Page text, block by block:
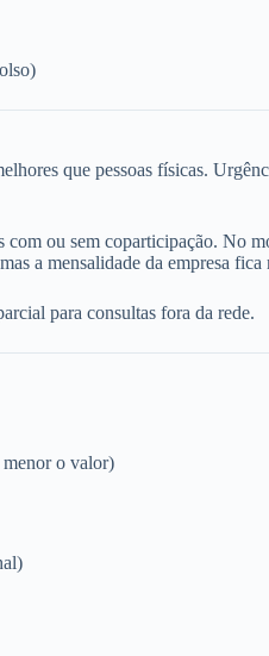
que pessoas físicas.
com ou sem coparticipação. No
a mensalidade da empresa fica
para consultas fora da rede.
menor o valor)